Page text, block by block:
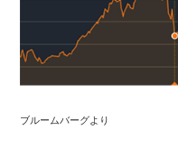
ブルームバーグより